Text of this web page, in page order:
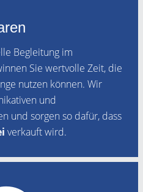
Begleitung im
Sie wertvolle Zeit, die
nutzen können. Wir
und
und sorgen so dafür, dass
verkauft wird.